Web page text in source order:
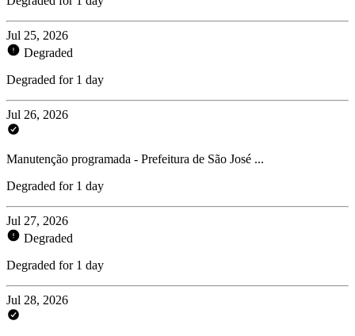
Jul 25, 2026
Degraded
Degraded for 1 day
Jul 26, 2026
Manutenção programada - Prefeitura de São José ...
Degraded for 1 day
Jul 27, 2026
Degraded
Degraded for 1 day
Jul 28, 2026